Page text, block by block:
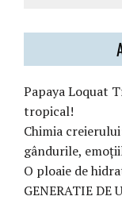
Papaya Loquat
tropical!
Chimia
gândurile,
O ploaie de
GENERATIE DE